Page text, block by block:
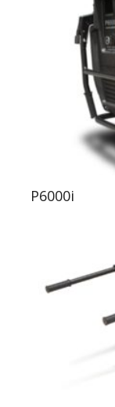
P6000i